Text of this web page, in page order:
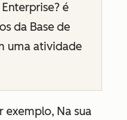
Enterprise? é
da Base de
uma atividade
exemplo, Na sua